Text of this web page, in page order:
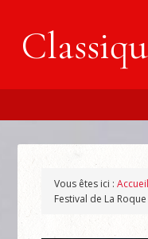
Vous êtes ici :Accueil
Festival de La